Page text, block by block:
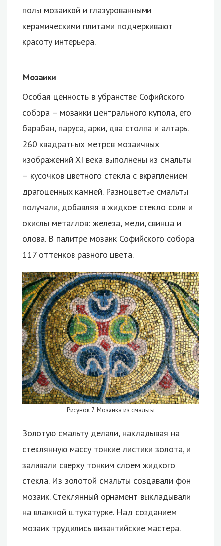
полы мозаикой и глазурованными
керамическими плитами подчеркивают
красоту интерьера.
Мозаики
Особая ценность в убранстве Софийского
собора – мозаики центрального купола, его
барабан, паруса, арки, два столпа и алтарь.
260 квадратных метров мозаичных
изображений XI века выполнены из смальты
– кусочков цветного стекла с вкраплением
драгоценных камней. Разноцветье смальты
получали, добавляя в жидкое стекло соли и
окислы металлов: железа, меди, свинца и
олова. В палитре мозаик Софийского собора
117 оттенков разного цвета.
Рисунок 7. Мозаика из смальты
Золотую смальту делали, накладывая на
стеклянную массу тонкие листики золота, и
заливали сверху тонким слоем жидкого
стекла. Из золотой смальты создавали фон
мозаик. Стеклянный орнамент выкладывали
на влажной штукатурке. Над созданием
мозаик трудились византийские мастера.